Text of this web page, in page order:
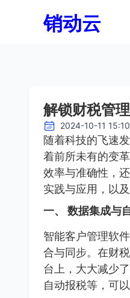
销动云
解锁财税管
2024-10-11
随着科技的飞速
着前所未有的变
效率与准确性，
实践与应用，以
一、 数据集成与
智能客户管理软
合与同步。在财
台上，大大减少
自动报税等，可